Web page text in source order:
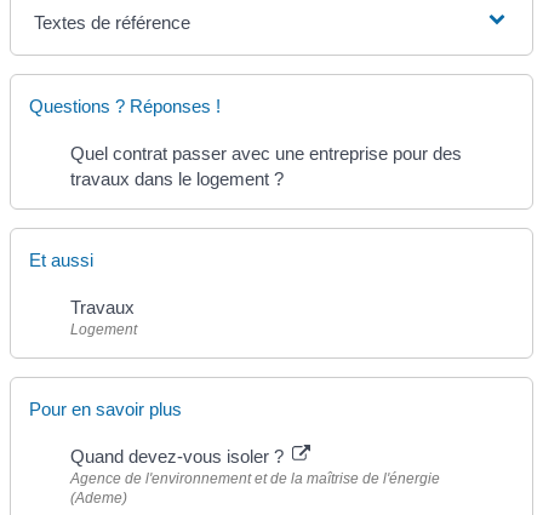
Textes de référence
Questions ? Réponses !
Quel contrat passer avec une entreprise pour des
travaux dans le logement ?
Et aussi
Travaux
Logement
Pour en savoir plus
Quand devez-vous isoler ?
Agence de l'environnement et de la maîtrise de l'énergie
(Ademe)